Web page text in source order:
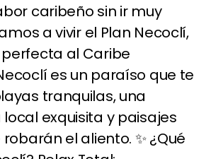
caribeño sin ir muy
a vivir el Plan Necoclí,
al Caribe
es un paraíso que te
tranquilas, una
exquisita y paisajes
el aliento. ✨ ¿Qué